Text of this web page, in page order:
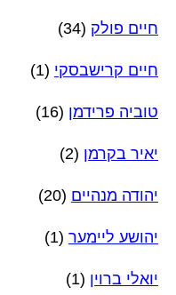
חיים פולק (34)
חיים קרישבסקי (1)
טוביה פרידמן (16)
יאיר בקרמן (2)
יהודה מנהיים (20)
יהושע ליימער (1)
יואלי ברוין (1)